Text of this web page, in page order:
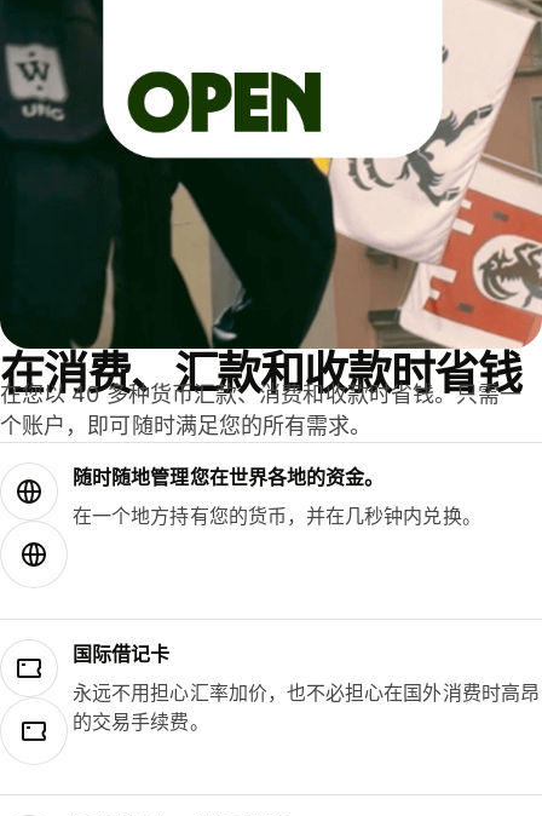
在消费、汇款和收款时省钱
在您以 40 多种货币汇款、消费和收款时省钱。只需一
个账户，即可随时满足您的所有需求。
随时随地管理您在世界各地的资金。
在一个地方持有您的货币，并在几秒钟内兑换。
国际借记卡
永远不用担心汇率加价，也不必担心在国外消费时高昂
的交易手续费。